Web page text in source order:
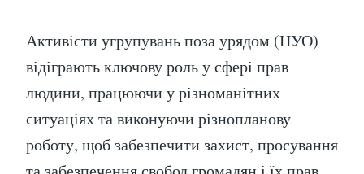
Активісти угрупувань поза урядом (НУО)
відіграють ключову роль у сфері прав
людини, працюючи у різноманітних
ситуаціях та виконуючи різнопланову
роботу, щоб забезпечити захист, просування